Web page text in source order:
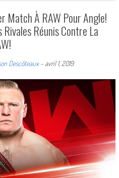
Match À RAW Pour Angle!
Réunis Contre La
Descôteaux- avril 1, 2019